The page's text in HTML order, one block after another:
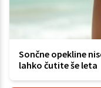
Sončne opekline
lahko čutite še leta